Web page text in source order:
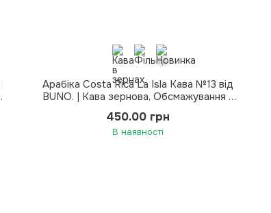
Арабіка Costa Rica La Isla Кава №13 від
BUNO. | Кава зернова, Обсмажування –
450.00 грн
В наявності